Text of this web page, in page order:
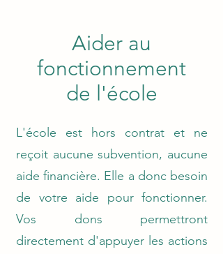
Aider au
fonctionnement
de l'école
L'école est hors contrat et ne
reçoit aucune subvention, aucune
aide financière. Elle a donc besoin
de votre aide pour fonctionner.
Vos dons permettront
directement d'appuyer les actions